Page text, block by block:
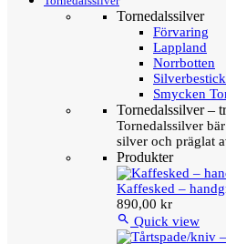
Tornedalssilver
Förvaring
Lappland
Norrbotten
Silverbestick
Smycken
Tornedalssilver –
Tornedalssilver
silver och präglat
Produkter
Kaffesked –
890,00 kr
 Quick view